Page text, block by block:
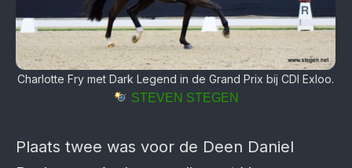
Charlotte Fry met Dark Legend in de Grand Prix bij CDI Exloo.
STEVEN STEGEN
Plaats twee was voor de Deen Daniel